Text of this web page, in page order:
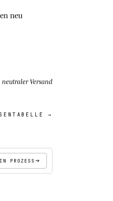
neu
neutraler Versand
→
PROZESS